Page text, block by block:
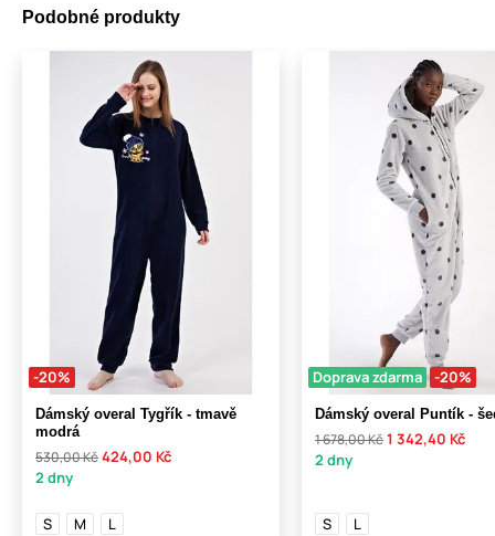
Podobné produkty
-20%
Dámský overal Tygřík - tmavě
modrá
530,00 Kč424,00 Kč
2 dny
S M L
Doprava zdarma -20%
Dámský overal Puntík -
1 678,00 Kč1 342,40 Kč
2 dny
S L